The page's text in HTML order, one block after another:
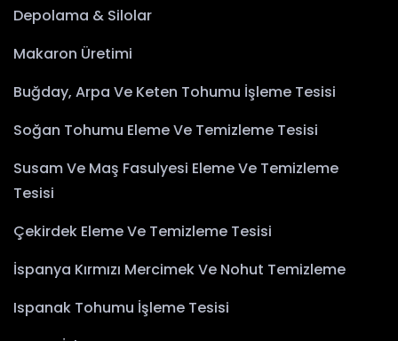
Depolama & Silolar
Makaron Üretimi
Buğday, Arpa Ve Keten Tohumu İşleme Tesisi
Soğan Tohumu Eleme Ve Temizleme Tesisi
Susam Ve Maş Fasulyesi Eleme Ve Temizleme
Tesisi
Çekirdek Eleme Ve Temizleme Tesisi
İspanya Kırmızı Mercimek Ve Nohut Temizleme
Ispanak Tohumu İşleme Tesisi